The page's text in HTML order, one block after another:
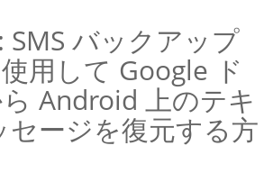
SMS バックアップ
用して Google ド
Android 上のテキ
セージを復元する方